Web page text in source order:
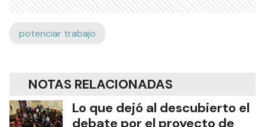
potenciar trabajo
NOTAS RELACIONADAS
Lo que dejó al descubierto el
debate por el proyecto de